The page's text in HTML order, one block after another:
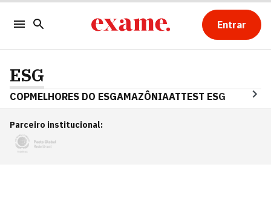
Entrar
ESG
COPMELHORES DO ESGAMAZÔNIAATTEST ESG
Parceiro institucional: